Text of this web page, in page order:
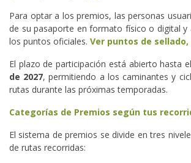
Para optar a los premios, las personas
de su pasaporte en formato físico o digital y
los puntos oficiales. Ver puntos de sellado,
El plazo de participación está abierto hasta el
de 2027, permitiendo a los caminantes y
rutas durante las próximas temporadas.
Categorías de Premios según tus
El sistema de premios se divide en tres
de rutas recorridas: